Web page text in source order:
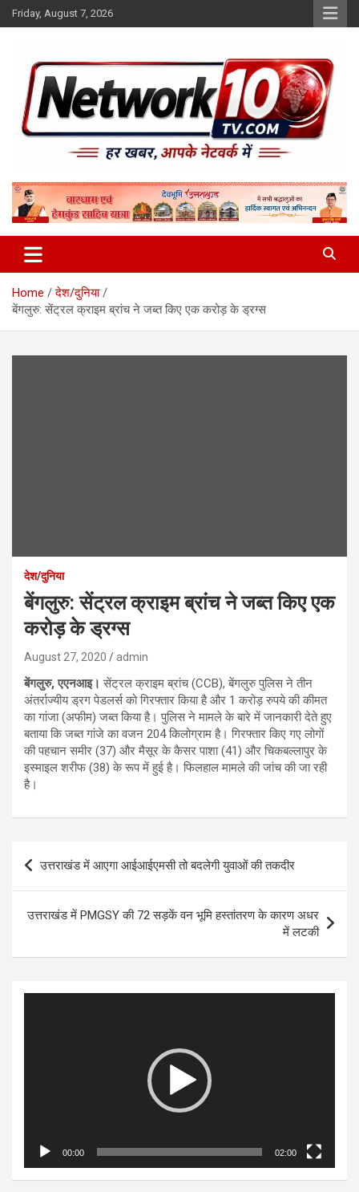
Skip
to
Friday, August 7, 2026
Network10tv
Home
देश/दुनिया
बेंगलुरु: सेंट्रल क्राइम ब्रांच ने जब्त किए एक करोड़ के ड्रग्स
देश/दुनिया
बेंगलुरु: सेंट्रल क्राइम ब्रांच ने जब्त किए एक
करोड़ के ड्रग्स
August 27, 2020 admin
बेंगलुरु, एएनआइ। सेंट्रल क्राइम ब्रांच (CCB), बेंगलुरु पुलिस ने तीन
अंतर्राज्यीय ड्रग पेडलर्स को गिरफ्तार किया है और 1 करोड़ रुपये की कीमत
का गांजा (अफीम) जब्त किया है। पुलिस ने मामले के बारे में जानकारी देते हुए
बताया कि जब्त गांजे का वजन 204 किलोग्राम है। गिरफ्तार किए गए लोगों
की पहचान समीर (37) और मैसूर के कैसर पाशा (41) और चिकबल्लापुर के
इस्माइल शरीफ (38) के रूप में हुई है। फिलहाल मामले की जांच की जा रही
है।
Post
navigation
उत्तराखंड में आएगा आईआईएमसी तो बदलेगी युवाओं की तकदीर
उत्तराखंड में PMGSY की 72 सड़कें वन भूमि हस्तांतरण के कारण अधर
में लटकी
00:00 02:00